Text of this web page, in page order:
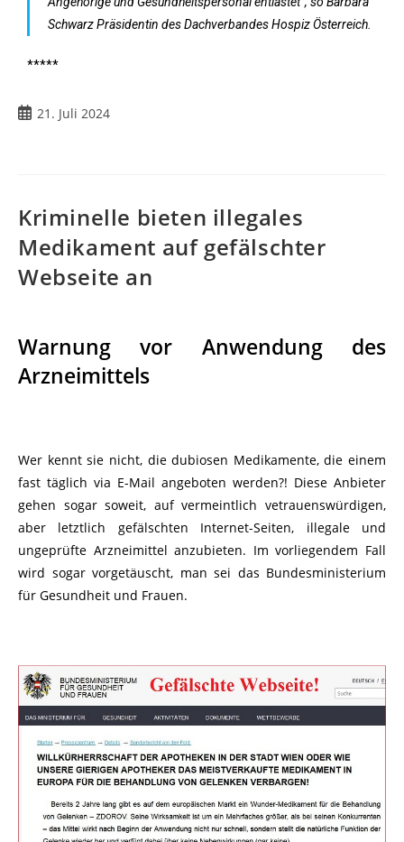
Schwarz Präsidentin des Dachverbandes Hospiz Österreich.
*****
21. Juli 2024
Kriminelle bieten illegales
Medikament auf gefälschter
Webseite an
Warnung vor Anwendung des
Arzneimittels
Wer kennt sie nicht, die dubiosen Medikamente, die einem
fast täglich via E-Mail angeboten werden?! Diese Anbieter
gehen sogar soweit, auf vermeintlich vetrauenswürdigen,
aber letztlich gefälschten Internet-Seiten, illegale und
ungeprüfte Arzneimittel anzubieten. Im vorliegendem Fall
wird sogar vorgetäuscht, man sei das Bundesministerium
für Gesundheit und Frauen.